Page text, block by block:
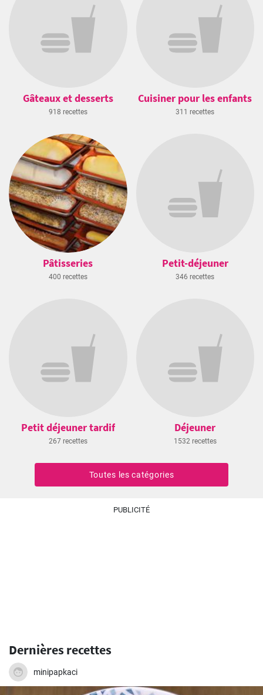
Gâteaux et desserts
918 recettes
Cuisiner pour les enfants
311 recettes
Pâtisseries
400 recettes
Petit-déjeuner
346 recettes
Petit déjeuner tardif
267 recettes
Déjeuner
1532 recettes
Toutes les catégories
PUBLICITÉ
Dernières recettes
minipapkaci